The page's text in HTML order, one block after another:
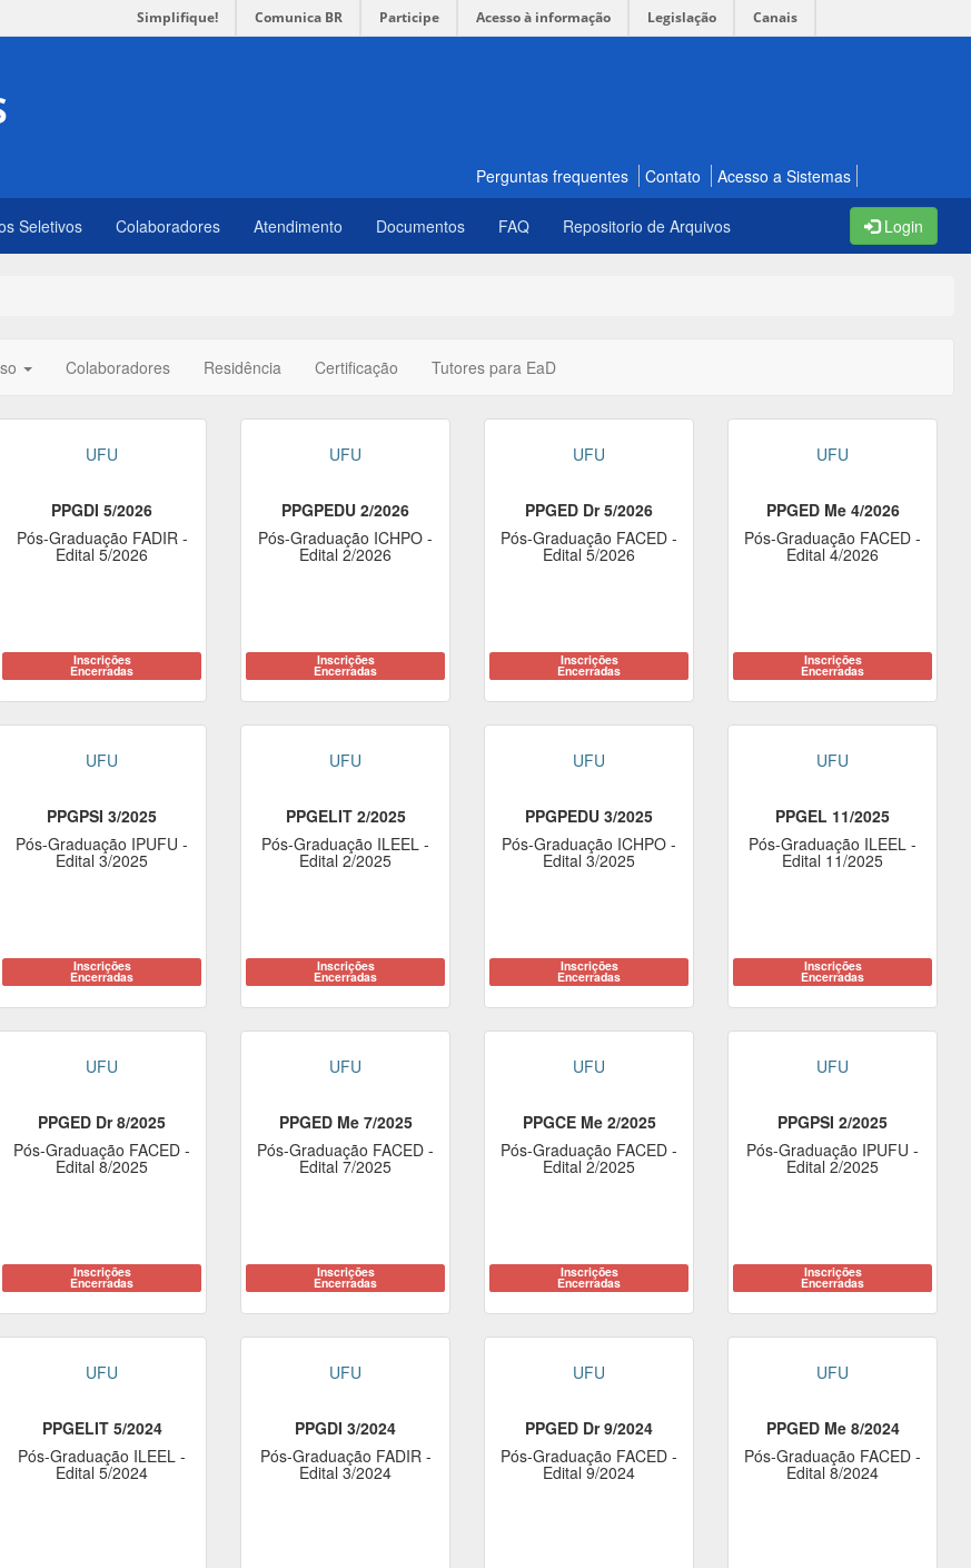
Simplifique! Comunica BR Participe Acesso à informação Legislação Canais
Perguntas frequentes Contato Acesso a Sistemas
Seletivos Colaboradores Atendimento Documentos FAQ Repositorio de Arquivos Login
Colaboradores Residência Certificação Tutores para EaD
UFU
PPGDI 5/2026
Pós-Graduação FADIR -
Edital 5/2026
Inscrições
Encerradas
UFU
PPGPEDU 2/2026
Pós-Graduação ICHPO -
Edital 2/2026
Inscrições
Encerradas
UFU
PPGED Dr 5/2026
Pós-Graduação FACED -
Edital 5/2026
Inscrições
Encerradas
UFU
PPGED Me 4/2026
Pós-Graduação FACED -
Edital 4/2026
Inscrições
Encerradas
UFU
PPGPSI 3/2025
Pós-Graduação IPUFU -
Edital 3/2025
Inscrições
Encerradas
UFU
PPGELIT 2/2025
Pós-Graduação ILEEL -
Edital 2/2025
Inscrições
Encerradas
UFU
PPGPEDU 3/2025
Pós-Graduação ICHPO -
Edital 3/2025
Inscrições
Encerradas
UFU
PPGEL 11/2025
Pós-Graduação ILEEL -
Edital 11/2025
Inscrições
Encerradas
UFU
PPGED Dr 8/2025
Pós-Graduação FACED -
Edital 8/2025
Inscrições
Encerradas
UFU
PPGED Me 7/2025
Pós-Graduação FACED -
Edital 7/2025
Inscrições
Encerradas
UFU
PPGCE Me 2/2025
Pós-Graduação FACED -
Edital 2/2025
Inscrições
Encerradas
UFU
PPGPSI 2/2025
Pós-Graduação IPUFU -
Edital 2/2025
Inscrições
Encerradas
UFU
PPGELIT 5/2024
Pós-Graduação ILEEL -
Edital 5/2024
UFU
PPGDI 3/2024
Pós-Graduação FADIR -
Edital 3/2024
UFU
PPGED Dr 9/2024
Pós-Graduação FACED -
Edital 9/2024
UFU
PPGED Me 8/2024
Pós-Graduação FACED -
Edital 8/2024